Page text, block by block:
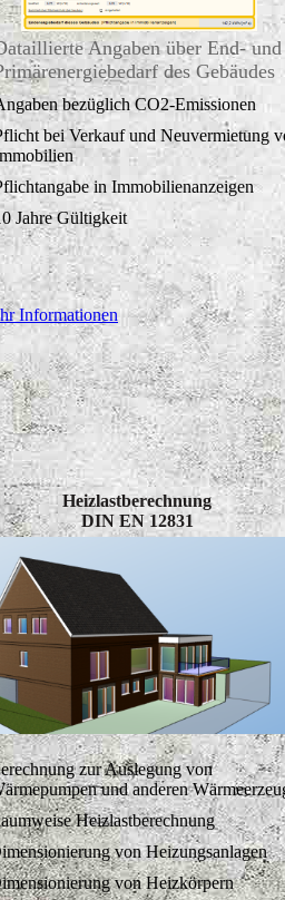
Angaben über End- und
des Gebäudes
bezüglich CO2-Emissionen
bei Verkauf und Neuvermietung
in Immobilienanzeigen
Jahre Gültigkeit
Informationen
Heizlastberechnung
DIN EN 12831
zur Auslegung von
und anderen
Heizlastberechnung
von Heizungsanlagen
von Heizkörpern